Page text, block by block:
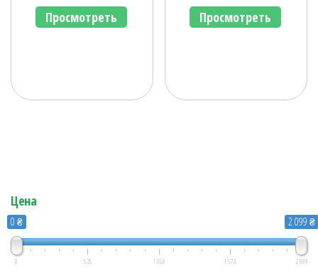
Просмотреть Просмотреть
Цена
0 ₴ 2 099 ₴
0 525 1 050 1 574 2 099